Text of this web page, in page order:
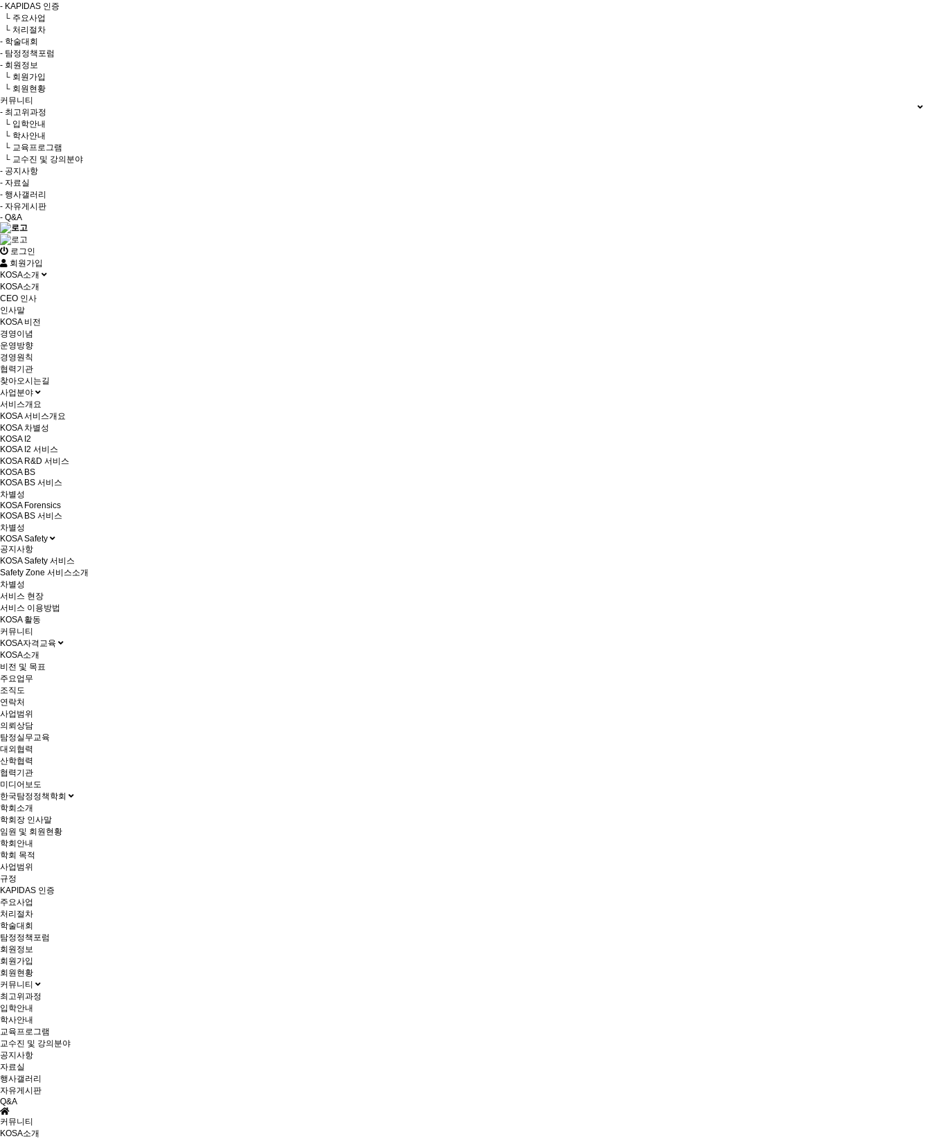
- KAPIDAS 인증
└ 주요사업
└ 처리절차
- 학술대회
- 탐정정책포럼
- 회원정보
└ 회원가입
└ 회원현황
커뮤니티
- 최고위과정
└ 입학안내
└ 학사안내
└ 교육프로그램
└ 교수진 및 강의분야
- 공지사항
- 자료실
- 행사갤러리
- 자유게시판
- Q&A
로그인
회원가입
KOSA소개
KOSA소개
CEO 인사
인사말
KOSA 비전
경영이념
운영방향
경영원칙
협력기관
찾아오시는길
사업분야
서비스개요
KOSA 서비스개요
KOSA 차별성
KOSA I2
KOSA I2 서비스
KOSA R&D 서비스
KOSA BS
KOSA BS 서비스
차별성
KOSA Forensics
KOSA BS 서비스
차별성
KOSA Safety
공지사항
KOSA Safety 서비스
Safety Zone 서비스소개
차별성
서비스 현장
서비스 이용방법
KOSA 활동
커뮤니티
KOSA자격교육
KOSA소개
비전 및 목표
주요업무
조직도
연락처
사업범위
의뢰상담
탐정실무교육
대외협력
산학협력
협력기관
미디어보도
한국탐정정책학회
학회소개
학회장 인사말
임원 및 회원현황
학회안내
학회 목적
사업범위
규정
KAPIDAS 인증
주요사업
처리절차
학술대회
탐정정책포럼
회원정보
회원가입
회원현황
커뮤니티
최고위과정
입학안내
학사안내
교육프로그램
교수진 및 강의분야
공지사항
자료실
행사갤러리
자유게시판
Q&A
커뮤니티
KOSA소개